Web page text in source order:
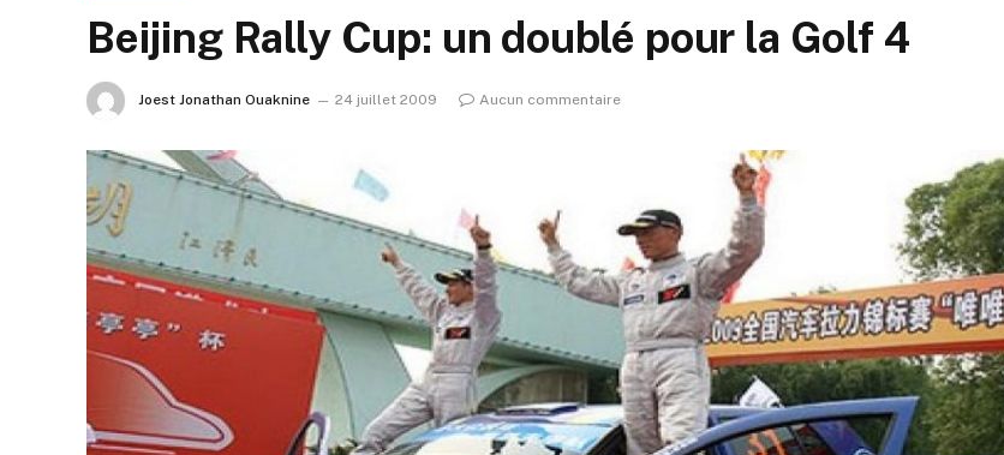
Beijing Rally Cup: un doublé pour la Golf 4
Joest Jonathan Ouaknine 24 juillet 2009 Aucun commentaire